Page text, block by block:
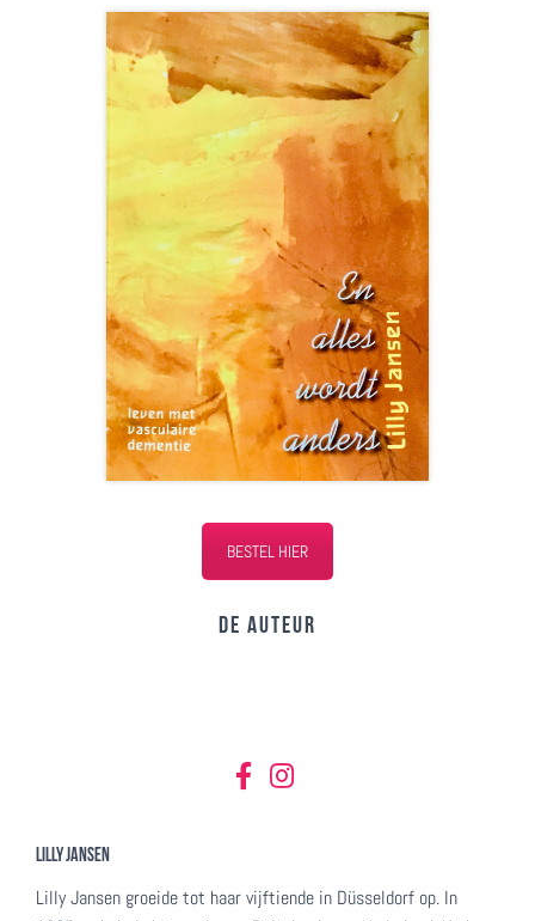
BESTEL HIER
De auteur
Lilly Jansen
Lilly Jansen groeide tot haar vijftiende in Düsseldorf op. In